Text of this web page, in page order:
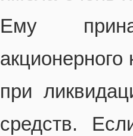
Ему
при
средств.